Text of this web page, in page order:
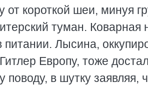
от короткой шеи, минуя
туман. Коварная
Лысина,
Европу, тоже
поводу, в шутку заявляя,